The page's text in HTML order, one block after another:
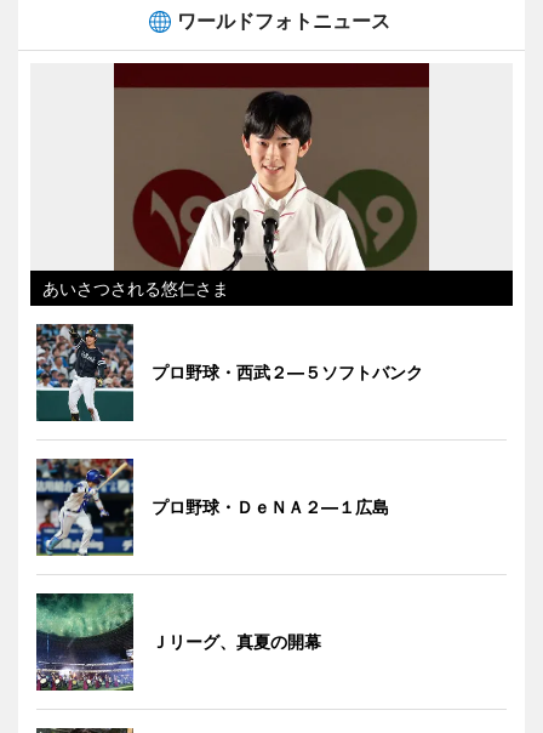
ワールドフォトニュース
あいさつされる悠仁さま
プロ野球・西武２―５ソフトバンク
プロ野球・ＤｅＮＡ２―１広島
Ｊリーグ、真夏の開幕